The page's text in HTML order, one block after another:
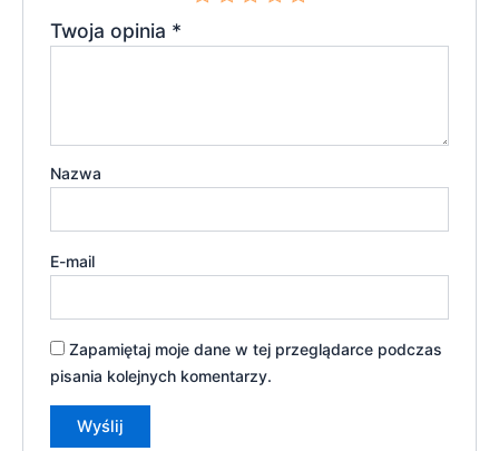
Twoja opinia *
Nazwa
E-mail
Zapamiętaj moje dane w tej przeglądarce podczas
pisania kolejnych komentarzy.